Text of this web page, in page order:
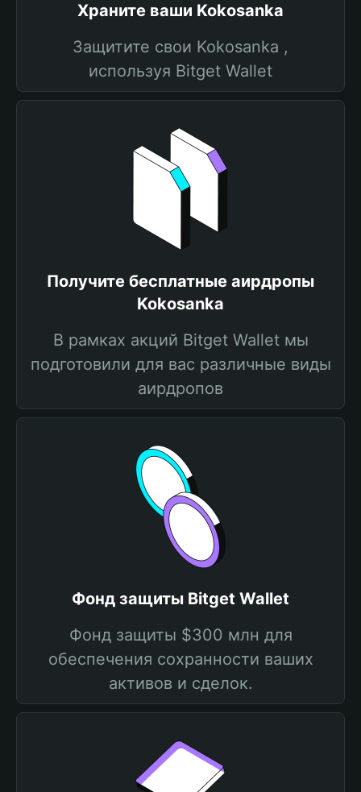
Храните ваши Kokosanka
Защитите свои Kokosanka ,
используя Bitget Wallet
Получите бесплатные аирдропы
Kokosanka
В рамках акций Bitget Wallet мы
подготовили для вас различные виды
аирдропов
Фонд защиты Bitget Wallet
Фонд защиты $300 млн для
обеспечения сохранности ваших
активов и сделок.